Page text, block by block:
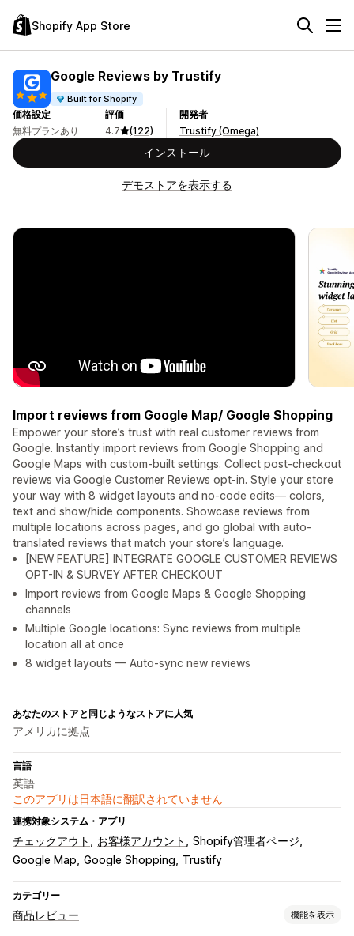
Shopify App Store
Google Reviews by Trustify
Built for Shopify
価格設定
無料プランあり
評価
4.7
(122)
開発者
Trustify (Omega)
インストール
デモストアを表示する
Import reviews from Google Map/ Google Shopping
Empower your store’s trust with real customer reviews from
Google. Instantly import reviews from Google Shopping and
Google Maps with custom-built settings. Collect post-checkout
reviews via Google Customer Reviews opt-in. Style your store
your way with 8 widget layouts and no-code edits— colors,
text and show/hide components. Showcase reviews from
multiple locations across pages, and go global with auto-
translated reviews that match your store’s language.
[NEW FEATURE] INTEGRATE GOOGLE CUSTOMER REVIEWS
OPT-IN & SURVEY AFTER CHECKOUT
Import reviews from Google Maps & Google Shopping
channels
Multiple Google locations: Sync reviews from multiple
location all at once
8 widget layouts — Auto-sync new reviews
あなたのストアと同じようなストアに人気
アメリカに拠点
言語
英語
このアプリは日本語に翻訳されていません
連携対象システム・アプリ
チェックアウト お客様アカウント
Shopify管理者ページ
Google Map Google Shopping Trustify
カテゴリー
商品レビュー 機能を表示